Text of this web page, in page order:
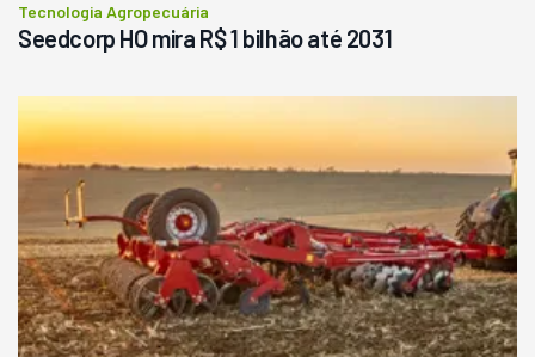
Tecnologia Agropecuária
Seedcorp HO mira R$ 1 bilhão até 2031